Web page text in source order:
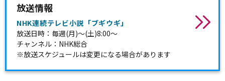
放送情報
NHK連続テレビ小説「ブギウギ」
放送日時：毎週(月)～(土)8:00～
チャンネル：NHK総合
※放送スケジュールは変更になる場合があります